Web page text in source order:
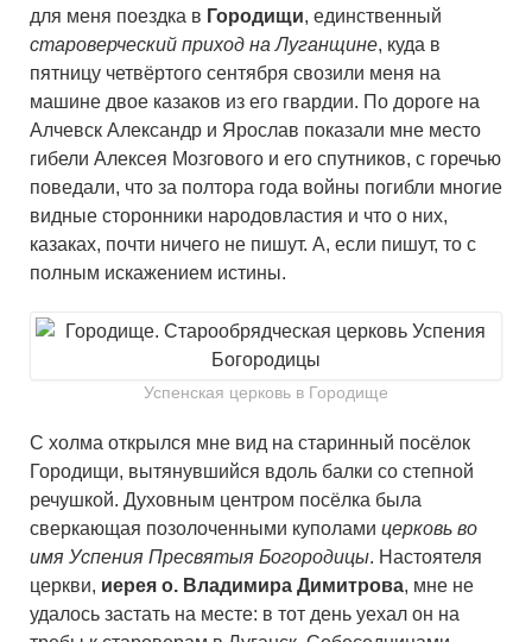
для меня поездка в Городищи, единственный
староверческий приход на Луганщине, куда в
пятницу четвёртого сентября свозили меня на
машине двое казаков из его гвардии. По дороге на
Алчевск Александр и Ярослав показали мне место
гибели Алексея Мозгового и его спутников, с горечью
поведали, что за полтора года войны погибли многие
видные сторонники народовластия и что о них,
казаках, почти ничего не пишут. А, если пишут, то с
полным искажением истины.
Успенская церковь в Городище
С холма открылся мне вид на старинный посёлок
Городищи, вытянувшийся вдоль балки со степной
речушкой. Духовным центром посёлка была
сверкающая позолоченными куполами церковь во
имя Успения Пресвятыя Богородицы. Настоятеля
церкви, иерея о. Владимира Димитрова, мне не
удалось застать на месте: в тот день уехал он на